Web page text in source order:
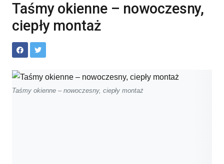
Taśmy okienne – nowoczesny,
ciepły montaż
Taśmy okienne – nowoczesny, ciepły montaż